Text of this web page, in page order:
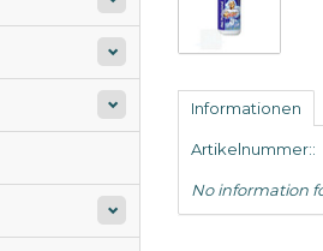
Informationen
Artikelnummer::
No information